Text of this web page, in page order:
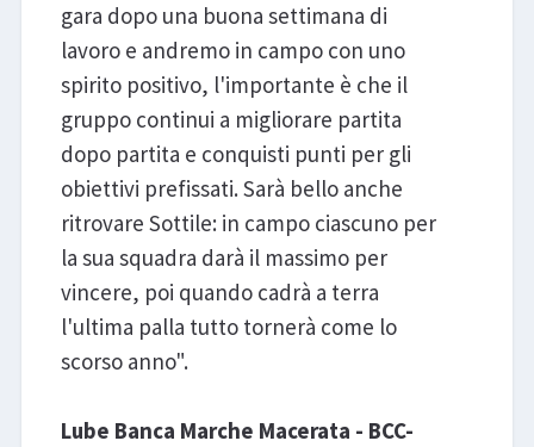
gara dopo una buona settimana di
lavoro e andremo in campo con uno
spirito positivo, l'importante è che il
gruppo continui a migliorare partita
dopo partita e conquisti punti per gli
obiettivi prefissati. Sarà bello anche
ritrovare Sottile: in campo ciascuno per
la sua squadra darà il massimo per
vincere, poi quando cadrà a terra
l'ultima palla tutto tornerà come lo
scorso anno".
Lube Banca Marche Macerata - BCC-